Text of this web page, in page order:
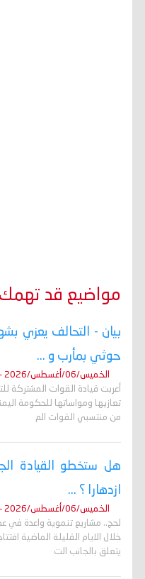
مواضيع قد تهمك
بيان - التحالف يعزي
حوثي بمأرب و ...
الخميس/06/أغسطس/2026 - 11:51 م
أعربت قيادة القوات المشتركة
تعازيها ومواساتها للحكومة
من منتسبي القوات الم
هل ستخطو القيادة
ازدهارا ؟ ...
الخميس/06/أغسطس/2026 - 11:33 م
لحج.. مشاريع تنموية واعدة في
خلال الايام القليلة الماضية
يتعلق بالجانب الت